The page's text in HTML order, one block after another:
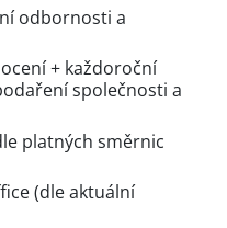
odbornosti a
+ každoroční
společnosti a
platných směrnic
(dle aktuální